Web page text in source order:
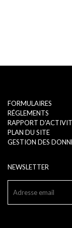
FORMULAIRES
RÉGLEMENTS
RAPPORT
PLAN DU SITE
GESTION DES
NEWSLETTER